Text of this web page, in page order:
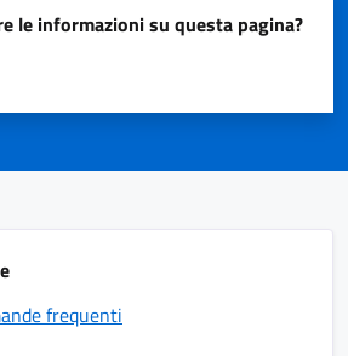
le informazioni su questa pagina?
frequenti